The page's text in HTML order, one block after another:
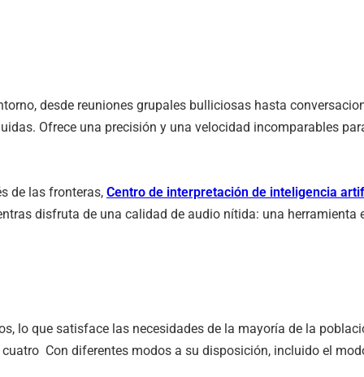
desde reuniones grupales bulliciosas hasta
Ofrece una precisión y una velocidad incomparables
de las fronteras, Centro de interpretación de inteligencia
disfruta de una calidad de audio nítida: una
lo que satisface las necesidades de la mayoría de la
Con diferentes modos a su disposición, incluido el